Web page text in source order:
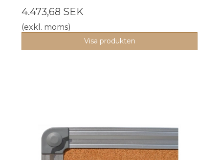
4.473,68 SEK
(exkl. moms)
Visa produkten